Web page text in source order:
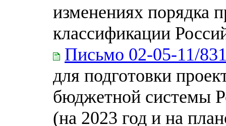
изменениях порядка
классификации
Письмо 02-05-11/
для подготовки
бюджетной системы
(на 2023 год и на